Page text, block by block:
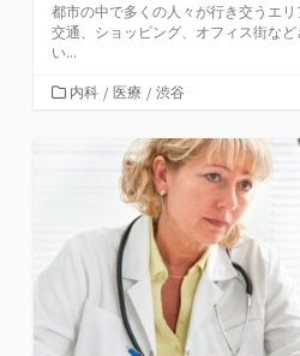
都市の中で多くの人々が行き交うエ
交通、ショッピング、オフィス街な
い...
カ内科 / 医療 / 渋谷